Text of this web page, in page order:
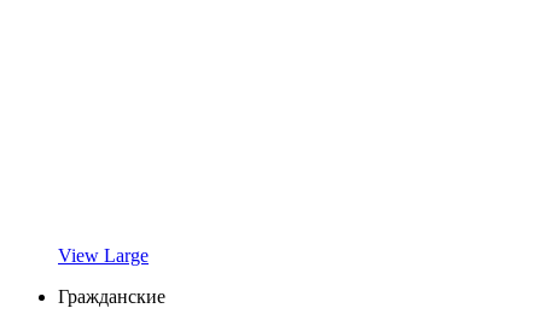
View Large
Гражданские